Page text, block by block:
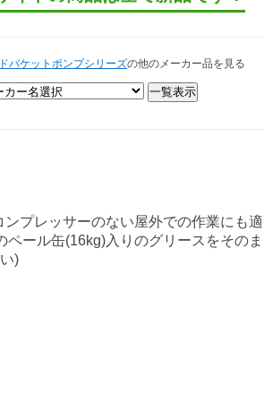
バケットポンプシリーズの他のメーカー品を見る
プレッサーのない屋外での作業にも
ール缶(16kg)入りのグリースをその
)